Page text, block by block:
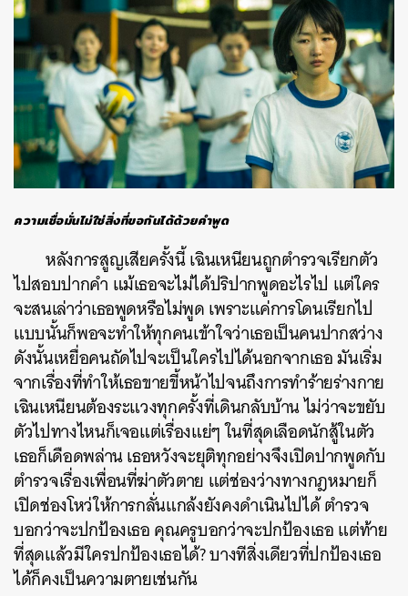
ความเชื่อมั่นไม่ใช่สิ่งที่ขอกันได้ด้วยคำพูด
หลังการสูญเสียครั้งนี้ เฉินเหนียนถูกตำรวจเรียกตัว
ไปสอบปากคำ แม้เธอจะไม่ได้ปริปากพูดอะไรไป แต่ใคร
จะสนเล่าว่าเธอพูดหรือไม่พูด เพราะแค่การโดนเรียกไป
แบบนั้นก็พอจะทำให้ทุกคนเข้าใจว่าเธอเป็นคนปากสว่าง
ดังนั้นเหยื่อคนถัดไปจะเป็นใครไปได้นอกจากเธอ มันเริ่ม
จากเรื่องที่ทำให้เธอขายขี้หน้าไปจนถึงการทำร้ายร่างกาย
เฉินเหนียนต้องระแวงทุกครั้งที่เดินกลับบ้าน ไม่ว่าจะขยับ
ตัวไปทางไหนก็เจอแต่เรื่องแย่ๆ ในที่สุดเลือดนักสู้ในตัว
เธอก็เดือดพล่าน เธอหวังจะยุติทุกอย่างจึงเปิดปากพูดกับ
ตำรวจเรื่องเพื่อนที่ฆ่าตัวตาย แต่ช่องว่างทางกฎหมายก็
เปิดช่องโหว่ให้การกลั่นแกล้งยังคงดำเนินไปได้ ตำรวจ
บอกว่าจะปกป้องเธอ คุณครูบอกว่าจะปกป้องเธอ แต่ท้าย
ที่สุดแล้วมีใครปกป้องเธอได้? บางทีสิ่งเดียวที่ปกป้องเธอ
ได้ก็คงเป็นความตายเช่นกัน